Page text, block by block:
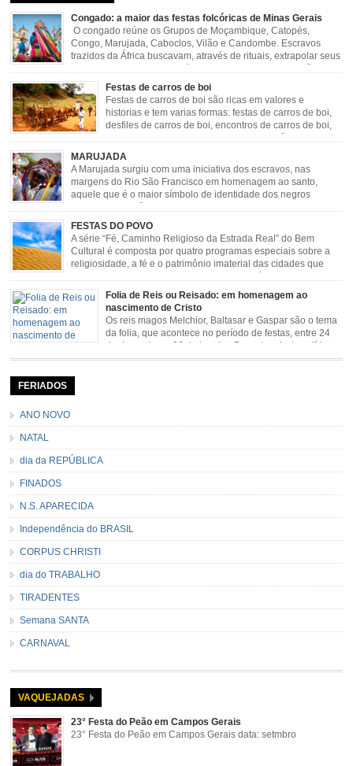
Congado: a maior das festas folcóricas de Minas Gerais
O congado reúne os Grupos de Moçambique, Catopés,
Congo, Marujada, Caboclos, Vilão e Candombe. Escravos
trazidos da África buscavam, através de rituais, extrapolar seus
sentimentos e culto a sua fé. O Congado nasceu da fusão
destes ritos com a religião católica, imposta aos negros pela Igreja, surgindo
novas histórias que envolviam, sobretudo, Nossa Senhora do […]
Festas de carros de boi
Festas de carros de boi são ricas em valores e
historias e tem varias formas: festas de carros de boi,
desfiles de carros de boi, encontros de carros de boi,
rodeios, carreatas de carros de boi, mutirão de carros
de boi, carreteada, carreiros, candeeiros, boiadas, carapinas, artesãos,
exposição agropecuária, ou seja é um ponto forte […]
MARUJADA
A Marujada surgiu com uma iniciativa dos escravos, nas
margens do Rio São Francisco em homenagem ao santo,
aquele que é o maior símbolo de identidade dos negros
sendo milagroso e grande protetor de suas causas. o ponto alto da festa de
São Benedito é a Marujada. […]
FESTAS DO POVO
A série “Fé, Caminho Religioso da Estrada Real” do Bem
Cultural é composta por quatro programas especiais sobre a
religiosidade, a fé e o patrimônio imaterial das cidades que
Senhora da Piedade (MG) e Nossa Senhora da Conceição Aparecida (SP)
pela Estrada Real. Quarto episódio […]
Folia de Reis ou Reisado: em homenagem ao
nascimento de Cristo
Os reis magos Melchior, Baltasar e Gaspar são o tema
da folia, que acontece no período de festas, entre 24
de dezembro e 06 de janeiro. Durante a festa, o líder e
seu contramestre lideram a música e o canto do grupo, passando pela
FERIADOS
ANO NOVO
NATAL
dia da REPÚBLICA
FINADOS
N.S. APARECIDA
Independência do BRASIL
CORPUS CHRISTI
dia do TRABALHO
TIRADENTES
Semana SANTA
CARNAVAL
VAQUEJADAS
23° Festa do Peão em Campos Gerais
23° Festa do Peão em Campos Gerais data: setmbro